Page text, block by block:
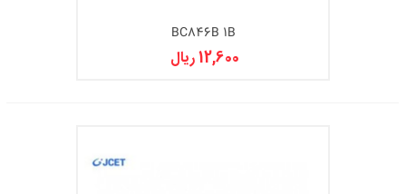
BC846B 1B
12,600 ریال